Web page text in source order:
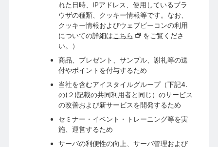
れた日時、IPアドレス、使用しているブラ
ウザの種類、クッキー情報等です。なお、
クッキー情報およびウェブビーコンの利用
についての詳細はこちら
をご覧くださ
い。）
商品、プレゼント、サンプル、謝礼等の送
付やポイントを付与するため
当社を含むアイスタイルグループ（下記4.
の(２)記載の共同利用者と同じ）のサービス
の改善および新サービスを開発するため
セミナー・イベント・トレーニング等を実
施、運営するため
サーバの利便性の向上、サーバ管理および